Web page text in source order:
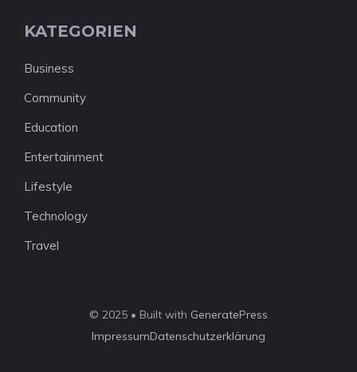
KATEGORIEN
Business
Community
Education
Entertainment
Lifestyle
Technology
Travel
© 2025 • Built with GeneratePress
ImpressumDatenschutzerklärung